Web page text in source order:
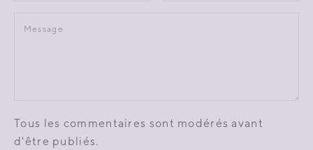
Tous les commentaires sont modérés avant
d'être publiés.